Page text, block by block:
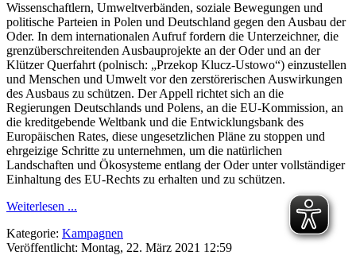
Wissenschaftlern, Umweltverbänden, soziale Bewegungen und
politische Parteien in Polen und Deutschland gegen den Ausbau der
Oder. In dem internationalen Aufruf fordern die Unterzeichner, die
grenzüberschreitenden Ausbauprojekte an der Oder und an der
Klützer Querfahrt (polnisch: „Przekop Klucz-Ustowo“) einzustellen
und Menschen und Umwelt vor den zerstörerischen Auswirkungen
des Ausbaus zu schützen. Der Appell richtet sich an die
Regierungen Deutschlands und Polens, an die EU-Kommission, an
die kreditgebende Weltbank und die Entwicklungsbank des
Europäischen Rates, diese ungesetzlichen Pläne zu stoppen und
ehrgeizige Schritte zu unternehmen, um die natürlichen
Landschaften und Ökosysteme entlang der Oder unter vollständiger
Einhaltung des EU-Rechts zu erhalten und zu schützen.
Weiterlesen ...
Kategorie: Kampagnen
Veröffentlicht: Montag, 22. März 2021 12:59